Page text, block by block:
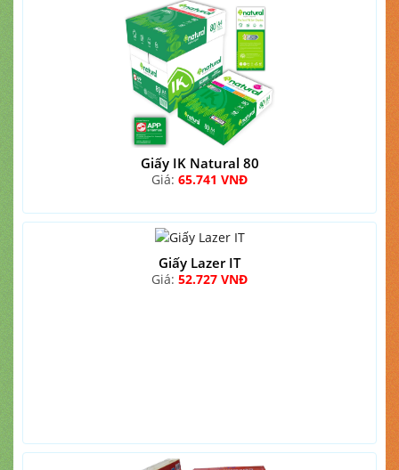
Giấy IK Natural 80
Giá: 65.741 VNĐ
Giấy Lazer IT
Giá: 52.727 VNĐ